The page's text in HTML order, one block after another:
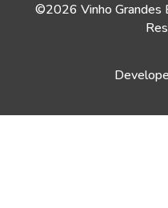
©2026 Vinho Grandes